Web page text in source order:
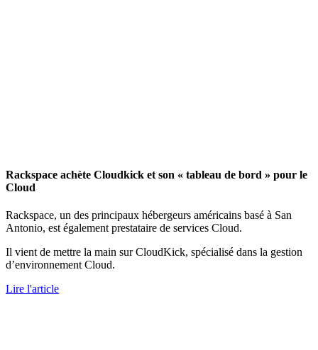
Rackspace achète Cloudkick et son « tableau de bord » pour le
Cloud
Rackspace, un des principaux hébergeurs américains basé à San
Antonio, est également prestataire de services Cloud.
Il vient de mettre la main sur CloudKick, spécialisé dans la gestion
d’environnement Cloud.
Lire l'article